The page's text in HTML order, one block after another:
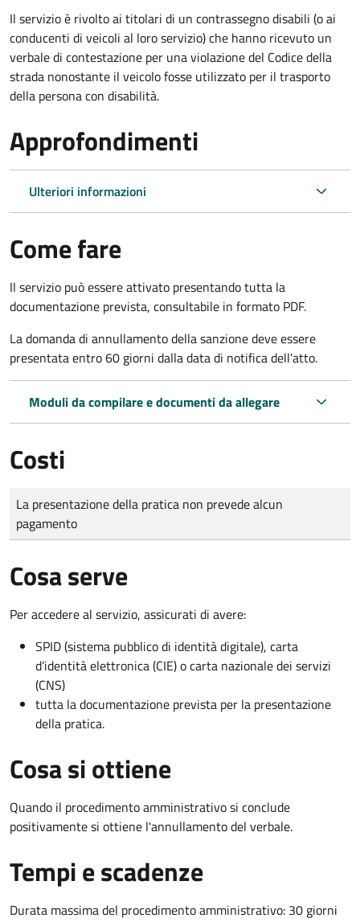
Il servizio è rivolto ai titolari di un contrassegno disabili (o ai
conducenti di veicoli al loro servizio) che hanno ricevuto un
verbale di contestazione per una violazione del Codice della
strada nonostante il veicolo fosse utilizzato per il trasporto
della persona con disabilità.
Approfondimenti
Ulteriori informazioni
Come fare
Il servizio può essere attivato presentando tutta la
documentazione prevista, consultabile in formato PDF.
La domanda di annullamento della sanzione deve essere
presentata entro 60 giorni dalla data di notifica dell’atto.
Moduli da compilare e documenti da allegare
Costi
Tipo di pagamento
Importo
La presentazione della pratica non prevede alcun
pagamento
Cosa serve
Per accedere al servizio, assicurati di avere:
SPID (sistema pubblico di identità digitale), carta
d’identità elettronica (CIE) o carta nazionale dei servizi
(CNS)
tutta la documentazione prevista per la presentazione
della pratica.
Cosa si ottiene
Quando il procedimento amministrativo si conclude
positivamente si ottiene l'annullamento del verbale.
Tempi e scadenze
Durata massima del procedimento amministrativo: 30 giorni